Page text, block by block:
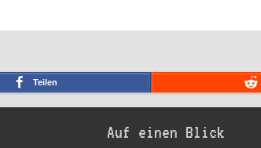
Teilen
Auf einen Blick